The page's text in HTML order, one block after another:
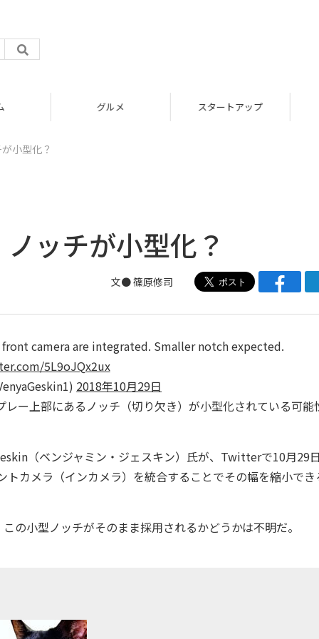
グルメ スタートアップ
小型化？
ッチが小型化？
文● 篠原修司
camera are integrated. Smaller notch expected.
5L9oJQx2ux
2018年10月29日
ー上部にあるノッチ（切り欠き）が小型化されている可能
（ベンジャミン・ジェスキン）氏が、Twitterで10月29
カメラ（インカメラ）を統合することでその幅を縮小でき
小型ノッチがそのまま採用されるかどうかは不明だ。